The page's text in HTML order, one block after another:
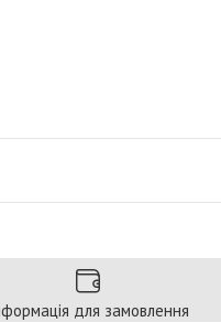
для замовлення